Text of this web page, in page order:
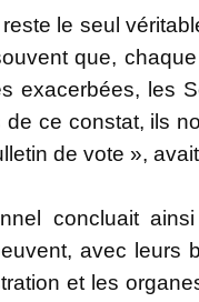
le seul
que,
exacerbées, les
de ce constat, ils
de vote »,
concluait
avec leurs
et les